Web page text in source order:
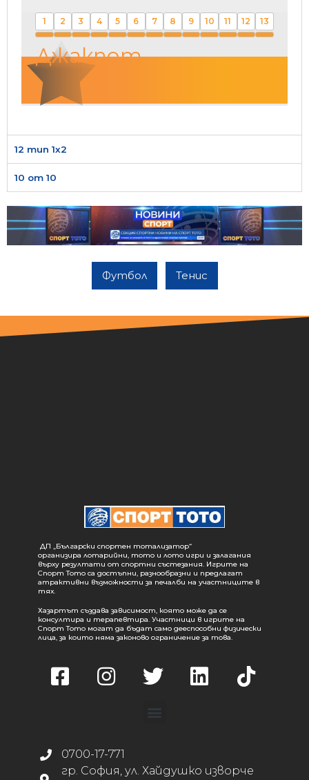
1 2 3 4 5 6 7 8 9 10 11 12 13
Джакпот
12 тип 1х2
10 от 10
Футбол Тенис
ДП „Български спортен тотализатор“
организира лотарийни, тото и лото игри и залагания
върху резултати от спортни състезания. Игрите на
Спорт Тото са достъпни, разнообразни и предлагат
атрактивни възможности за печалби на участниците в
тях.
Хазартът създава зависимост, която може да се
консултира и терапевтира. Участници в игрите на
Спорт Тото могат да бъдат само дееспособни физически
лица, за които няма законово ограничение за това.
0700-17-771
гр. София, ул. Хайдушко изворче